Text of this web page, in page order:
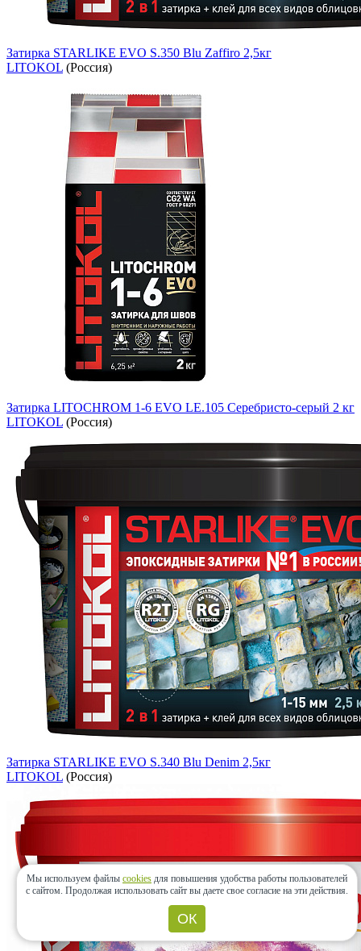
Затирка STARLIKE EVO S.350 Blu Zaffiro 2,5кг
LITOKOL (Россия)
Затирка LITOCHROM 1-6 EVO LE.105 Серебристо-серый 2 кг
LITOKOL (Россия)
Затирка STARLIKE EVO S.340 Blu Denim 2,5кг
LITOKOL (Россия)
Мы используем файлы cookies для повышения удобства работы пользователей
с сайтом. Продолжая использовать сайт вы даете свое согласие на эти действия.
ОК